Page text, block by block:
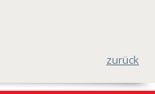
zurück